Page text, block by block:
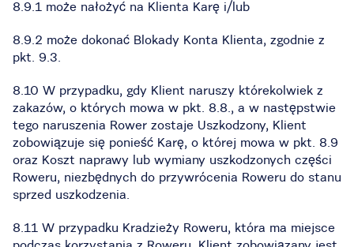
8.9.1 może nałożyć na Klienta Karę i/lub
8.9.2 może dokonać Blokady Konta Klienta, zgodnie z
pkt. 9.3.
8.10 W przypadku, gdy Klient naruszy którekolwiek z
zakazów, o których mowa w pkt. 8.8., a w następstwie
tego naruszenia Rower zostaje Uszkodzony, Klient
zobowiązuje się ponieść Karę, o której mowa w pkt. 8.9
oraz Koszt naprawy lub wymiany uszkodzonych części
Roweru, niezbędnych do przywrócenia Roweru do stanu
sprzed uszkodzenia.
8.11 W przypadku Kradzieży Roweru, która ma miejsce